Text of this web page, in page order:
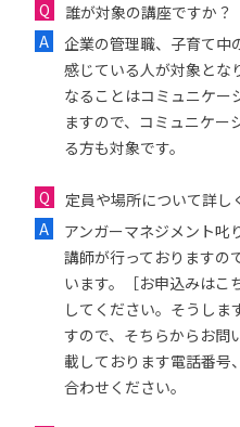
誰が対象の講座ですか？
企業の管理職、子育て中
感じている人が対象とな
なることはコミュニケー
ますので、コミュニケー
る方も対象です。
定員や場所について詳し
アンガーマネジメント叱
講師が行っておりますの
います。［お申込みはこ
してください。そうしま
すので、そちらからお問
載しております電話番号
合わせください。